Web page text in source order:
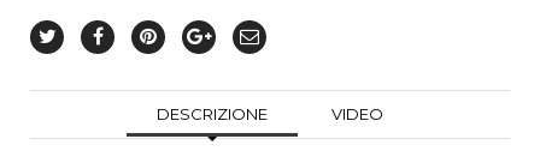
DESCRIZIONE VIDEO